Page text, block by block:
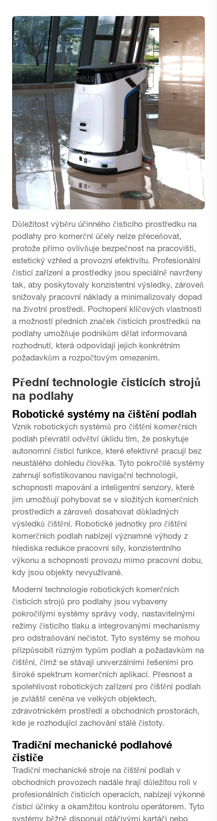
Důležitost výběru účinného čisticího prostředku na
podlahy pro komerční účely nelze přeceňovat,
protože přímo ovlivňuje bezpečnost na pracovišti,
estetický vzhled a provozní efektivitu. Profesionální
čisticí zařízení a prostředky jsou speciálně navrženy
tak, aby poskytovaly konzistentní výsledky, zároveň
snižovaly pracovní náklady a minimalizovaly dopad
na životní prostředí. Pochopení klíčových vlastností
a možností předních značek čisticích prostředků na
podlahy umožňuje podnikům dělat informovaná
rozhodnutí, která odpovídají jejich konkrétním
požadavkům a rozpočtovým omezením.
Přední technologie čisticích strojů
na podlahy
Robotické systémy na čištění podlah
Vznik robotických systémů pro čištění komerčních
podlah převrátil odvětví úklidu tím, že poskytuje
autonomní čisticí funkce, které efektivně pracují bez
neustálého dohledu člověka. Tyto pokročilé systémy
zahrnují sofistikovanou navigační technologii,
schopnosti mapování a inteligentní senzory, které
jim umožňují pohybovat se v složitých komerčních
prostředích a zároveň dosahovat důkladných
výsledků čištění. Robotické jednotky pro čištění
komerčních podlah nabízejí významné výhody z
hlediska redukce pracovní síly, konzistentního
výkonu a schopnosti provozu mimo pracovní dobu,
kdy jsou objekty nevyužívané.
Moderní technologie robotických komerčních
čisticích strojů pro podlahy jsou vybaveny
pokročilými systémy správy vody, nastavitelnými
režimy čisticího tlaku a integrovanými mechanismy
pro odstraňování nečistot. Tyto systémy se mohou
přizpůsobit různým typům podlah a požadavkům na
čištění, čímž se stávají univerzálními řešeními pro
široké spektrum komerčních aplikací. Přesnost a
spolehlivost robotických zařízení pro čištění podlah
je zvláště ceněna ve velkých objektech,
zdravotnickém prostředí a obchodních prostorách,
kde je rozhodující zachování stálé čistoty.
Tradiční mechanické podlahové
čističe
Tradiční mechanické stroje na čištění podlah v
obchodních provozech nadále hrají důležitou roli v
profesionálních čisticích operacích, nabízejí výkonné
čisticí účinky a okamžitou kontrolu operátorem. Tyto